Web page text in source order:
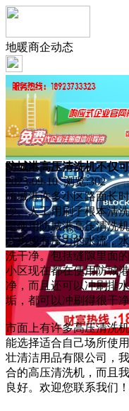
地暖商企动态
防城港高压清洗机不仅
2023-09-10 浏览:302
防城港许多小区路面长
沙、人工用刷子根本清
是使用防城港高压清洗
会形成有压力的水流，
洗干净。包括缝隙里面
小区现在都在使用防城
净，而且还可以冲刷排
垢，都可以冲刷得很干净
市面上有许多高压清洗
能选择适合自己场所使
壮清洁用品有限公司，
合的高压清洗机，而且
良好。欢迎您联系我们！